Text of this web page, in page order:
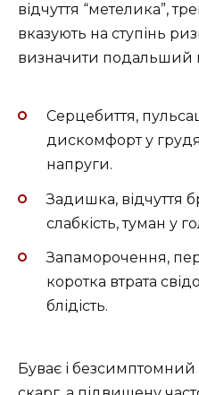
відчуття “метелика”,
вказують на ступінь
визначити подальший
Серцебиття,
дискомфорт у
напруги.
Задишка, відчуття
слабкість, туман у
Запаморочення,
коротка втрата
блідість.
Буває і